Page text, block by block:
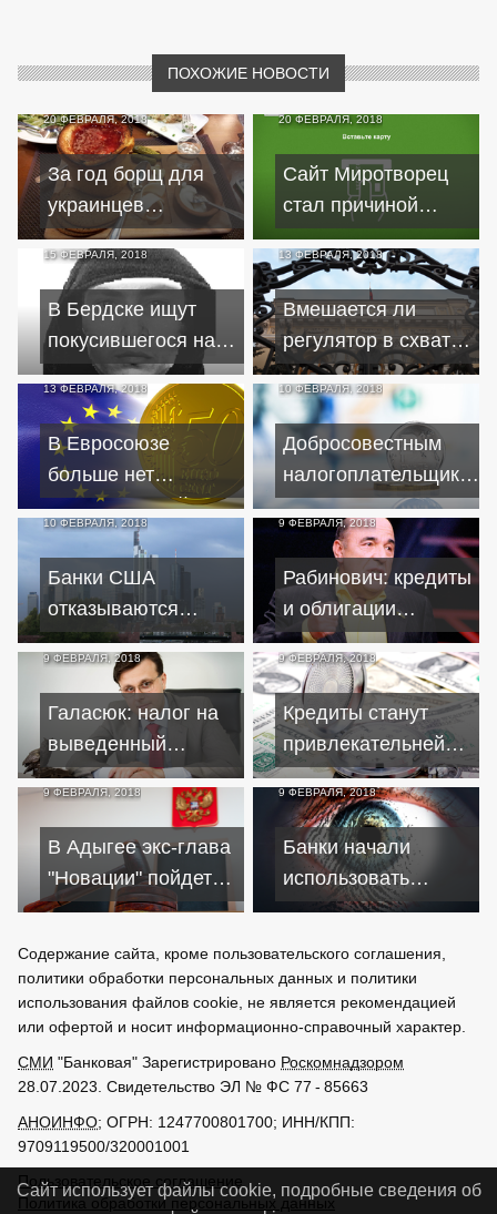
ПОХОЖИЕ НОВОСТИ
20 ФЕВРАЛЯ, 2018
За год борщ для
украинцев
подорожал на треть
20 ФЕВРАЛЯ, 2018
Сайт Миротворец
стал причиной
блокировки счетов
украинцев
15 ФЕВРАЛЯ, 2018
В Бердске ищут
покусившегося на
"Быстроденьги"
злоумышленника с
электрошокером
13 ФЕВРАЛЯ, 2018
Вмешается ли
регулятор в схватку
ВЭБа и НПФ за
пенсии россиян
13 ФЕВРАЛЯ, 2018
В Евросоюзе
больше нет
банковских тайн от
налоговых органов
10 ФЕВРАЛЯ, 2018
Добросовестным
налогоплательщикам
снизят нагрузку
10 ФЕВРАЛЯ, 2018
Банки США
отказываются
сотрудничать с
имеющими
российские и
украинские корни
компаниями
9 ФЕВРАЛЯ, 2018
Рабинович: кредиты
и облигации
обернутся для
Украины еще
большими долгами
9 ФЕВРАЛЯ, 2018
Галасюк: налог на
выведенный
капитал обернется
миллиардными
потерями
9 ФЕВРАЛЯ, 2018
Кредиты станут
привлекательней
после привязки
процентов к
ключевой ставке
9 ФЕВРАЛЯ, 2018
В Адыгее экс-глава
"Новации" пойдет
под суд за выдачу
кредитов
9 ФЕВРАЛЯ, 2018
Банки начали
использовать
биометрию при
Содержание сайта, кроме пользовательского соглашения,
политики обработки персональных данных и политики
использования файлов cookie, не является рекомендацией
или офертой и носит информационно-справочный характер.
СМИ "Банковая" Зарегистрировано Роскомнадзором
28.07.2023. Свидетельство ЭЛ № ФС 77 - 85663
АНОИНФО; ОГРН: 1247700801700; ИНН/КПП:
9709119500/320001001
Пользовательское соглашение
Политика обработки персональных данных
Сайт использует файлы cookie, подробные сведения об